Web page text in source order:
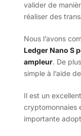
valider de
réaliser des
Nous l’avons
Ledger Nano S
ampleur. De
simple à l’aide
Il est un
cryptomonnaies
importante